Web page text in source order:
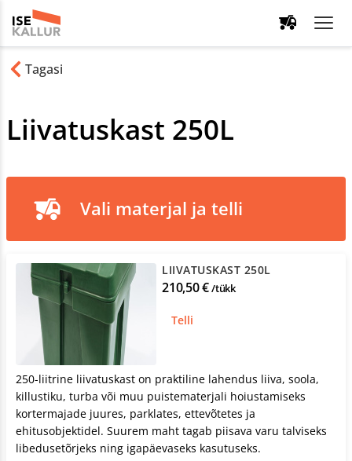
Tagasi
Liivatuskast 250L
Vali materjal ja telli
LIIVATUSKAST 250L
210,50 €/tükk
Telli
250-liitrine liivatuskast on praktiline lahendus liiva, soola,
killustiku, turba või muu puistematerjali hoiustamiseks
kortermajade juures, parklates, ettevõtetes ja
ehitusobjektidel. Suurem maht tagab piisava varu talviseks
libedusetõrjeks ning igapäevaseks kasutuseks.